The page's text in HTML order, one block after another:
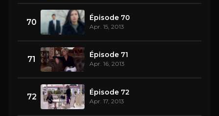
70 Épisode 70
Apr. 15, 2013
71 Épisode 71
Apr. 16, 2013
72 Épisode 72
Apr. 17, 2013